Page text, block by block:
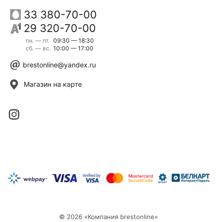
33 380-70-00
29 320-70-00
пн. — пт.
сб. — вс.
09:30 — 18:30
10:00 — 17:00
brestonline@yandex.ru
Магазин на карте
© 2026 «Компания brestonline»